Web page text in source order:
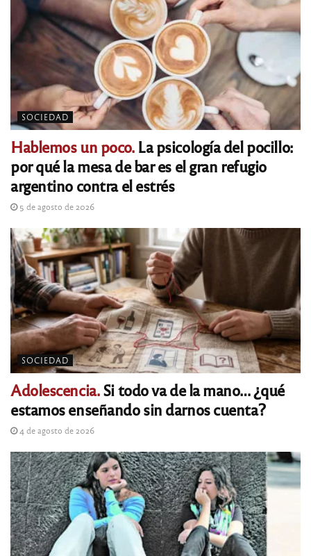
SOCIEDAD
Hablemos un poco.La psicología del pocillo:
por qué la mesa de bar es el gran refugio
argentino contra el estrés
5 de agosto de 2026
SOCIEDAD
Adolescencia.Si todo va de la mano… ¿qué
estamos enseñando sin darnos cuenta?
4 de agosto de 2026